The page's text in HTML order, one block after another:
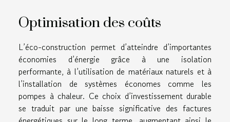
Optimisation des coûts
L’éco-construction permet d’atteindre d’importantes
économies d’énergie grâce à une isolation
performante, à l’utilisation de matériaux naturels et à
l’installation de systèmes économes comme les
pompes à chaleur. Ce choix d’investissement durable
se traduit par une baisse significative des factures